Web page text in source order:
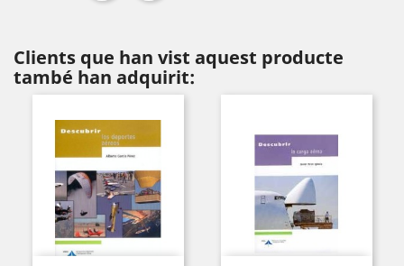
Clients que han vist aquest producte
també han adquirit: